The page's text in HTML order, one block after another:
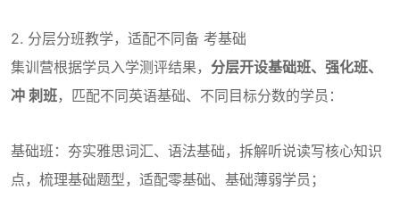
2. 分层分班教学，适配不同备 考基础
集训营根据学员入学测评结果， 分层开设基础班、强化班、
冲 刺班，匹配不同英语基础、不同目标分数的学员：
基础班：夯实雅思词汇、语法基础，拆解听说读写核心知识
点，梳理基础题型，适配零基础、基础薄弱学员；